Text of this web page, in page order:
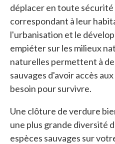
déplacer en toute
correspondant à leur
l'urbanisation et le
empiéter sur les milieux
naturelles permettent à
sauvages d'avoir accès
besoin pour survivre.
Une clôture de verdure
une plus grande diversité
espèces sauvages sur